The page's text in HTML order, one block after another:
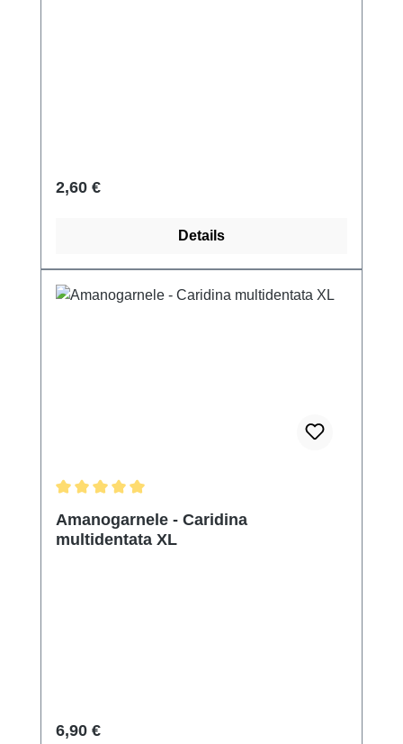
Regulärer Preis:
2,60 €
Details
Amanogarnele - Caridina
multidentata XL
Regulärer Preis:
6,90 €